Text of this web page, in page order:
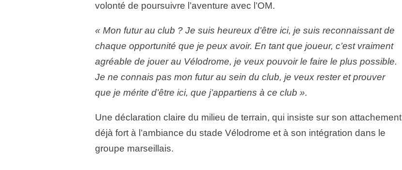
volonté de poursuivre l’aventure avec l’OM.
« Mon futur au club ? Je suis heureux d’être ici, je suis reconnaissant de
chaque opportunité que je peux avoir. En tant que joueur, c’est vraiment
agréable de jouer au Vélodrome, je veux pouvoir le faire le plus possible.
Je ne connais pas mon futur au sein du club, je veux rester et prouver
que je mérite d’être ici, que j’appartiens à ce club ».
Une déclaration claire du milieu de terrain, qui insiste sur son attachement
déjà fort à l’ambiance du stade Vélodrome et à son intégration dans le
groupe marseillais.